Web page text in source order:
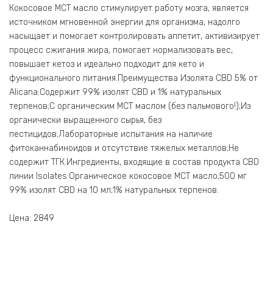
Кокосовое МСТ масло стимулирует работу мозга, является
источником мгновенной энергии для организма, надолго
насыщает и помогает контролировать аппетит, активизирует
процесс сжигания жира, помогает нормализовать вес,
повышает кетоз и идеально подходит для кето и
функционального питания.Преимущества Изолята CBD 5% от
Alicana:Содержит 99% изолят СBD и 1% натуральных
терпенов;С органическим MCT маслом (без пальмового!);Из
органически выращенного сырья, без
пестицидов;Лабораторные испытания на наличие
фитоканнабиноидов и отсутствие тяжелых металлов;Не
содержит ТГК.Ингредиенты, входящие в состав продукта CBD
линии Isolates:Органическое кокосовое MCT масло;500 мг
99% изолят СBD на 10 мл;1% натуральных терпенов.
Цена: 2849